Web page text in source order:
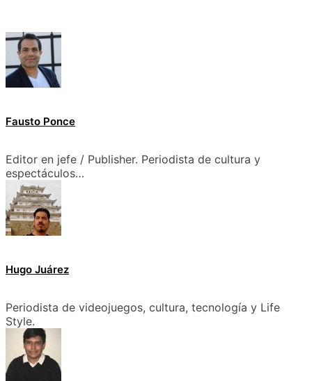
Fausto Ponce
Editor en jefe / Publisher. Periodista de cultura y
espectáculos…
Hugo Juárez
Periodista de videojuegos, cultura, tecnología y Life
Style.